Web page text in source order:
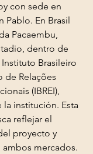
con sede en
Pablo. En Brasil
Pacaembu,
dentro de
Instituto Brasileiro
de Relações
(IBREI),
institución. Esta
reflejar el
proyecto y
mercados.